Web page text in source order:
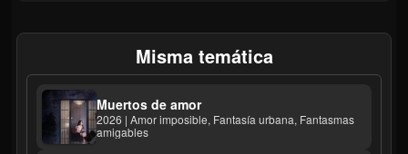
Misma temática
Muertos de amor
2026 | Amor imposible, Fantasía urbana, Fantasmas
amigables